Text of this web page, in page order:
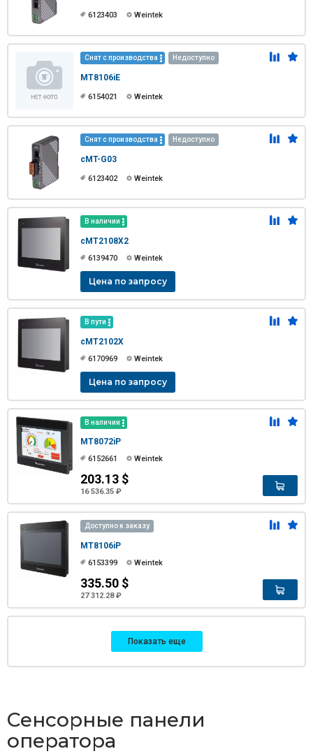
6123403 Weintek
Снят с производства Недоступно
MT8106iE
6154021 Weintek
Снят с производства Недоступно
cMT-G03
6123402 Weintek
В наличии
cMT2108X2
6139470 Weintek
Цена по запросу
В пути
cMT2102X
6170969 Weintek
Цена по запросу
В наличии
MT8072iP
6152661 Weintek
203.13 $
16 536.35 ₽
Доступно к заказу
MT8106iP
6153399 Weintek
335.50 $
27 312.28 ₽
Показать еще
Сенсорные панели
оператора